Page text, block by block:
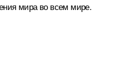
мира во всем мире.